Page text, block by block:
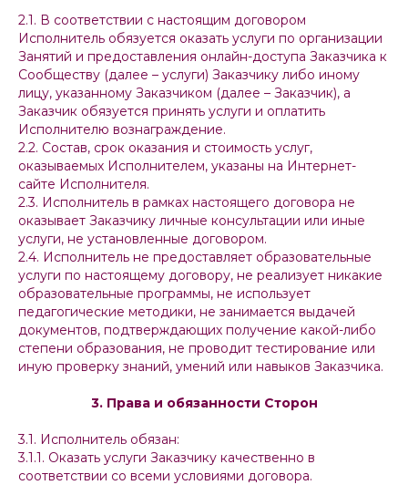
2.1. В соответствии с настоящим договором
Исполнитель обязуется оказать услуги по организации
Занятий и предоставления онлайн-доступа Заказчика к
Сообществу (далее – услуги) Заказчику либо иному
лицу, указанному Заказчиком (далее – Заказчик), а
Заказчик обязуется принять услуги и оплатить
Исполнителю вознаграждение.
2.2. Состав, срок оказания и стоимость услуг,
оказываемых Исполнителем, указаны на Интернет-
сайте Исполнителя.
2.3. Исполнитель в рамках настоящего договора не
оказывает Заказчику личные консультации или иные
услуги, не установленные договором.
2.4. Исполнитель не предоставляет образовательные
услуги по настоящему договору, не реализует никакие
образовательные программы, не использует
педагогические методики, не занимается выдачей
документов, подтверждающих получение какой-либо
степени образования, не проводит тестирование или
иную проверку знаний, умений или навыков Заказчика.
3. Права и обязанности Сторон
3.1. Исполнитель обязан:
3.1.1. Оказать услуги Заказчику качественно в
соответствии со всеми условиями договора.